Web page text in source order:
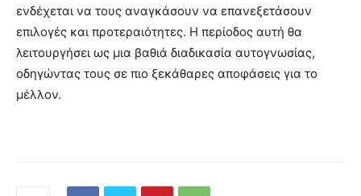
ενδέχεται να τους αναγκάσουν να επανεξετάσουν
επιλογές και προτεραιότητες. Η περίοδος αυτή θα
λειτουργήσει ως μια βαθιά διαδικασία αυτογνωσίας,
οδηγώντας τους σε πιο ξεκάθαρες αποφάσεις για το
μέλλον.